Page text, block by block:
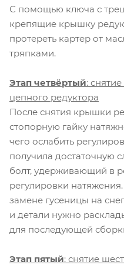
С помощью ключа с
крепящие крышку
протереть картер от
тряпками.
Этап четвёртый:
цепного редуктора
После снятия крышки
стопорную гайку
чего ослабить
получила достаточную
болт, удерживающий в
регулировки
замене гусеницы на
и детали нужно
для последующей
Этап пятый: снятие